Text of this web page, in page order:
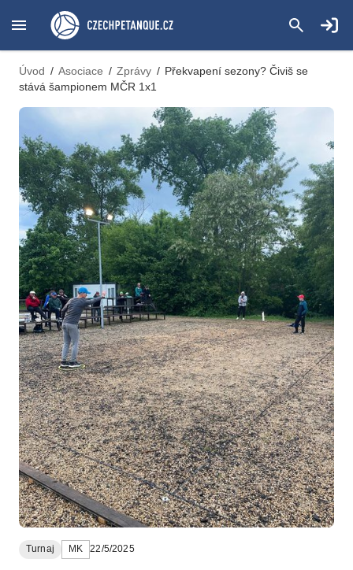
Úvod / Asociace / Zprávy / Překvapení sezony? Čiviš se
stává šampionem MČR 1x1
Turnaj MK 22/5/2025